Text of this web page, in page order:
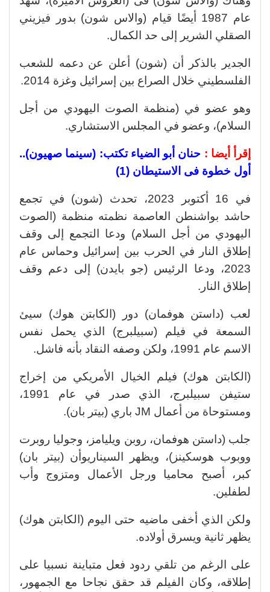
عام 1987 أيضًا قيام (والاس شون) بدور فيزيني
الصقلي الشرير إلى حد الكمال.
الجدير بالذكر أن (شون) أعلن عن دعمه للشعب
الفلسطيني خلال الصراع بين إسرائيل وغزة 2014.
وهو عضو في (منظمة الصوت اليهودي من أجل
السلام)، وعضو في المجلس الاستشاري.
إقرأ أيضا : حنان أبو الضياء تكتب: (سينما صهيون)..
أول خطوة فى الاستيطان (1)
في 16 أكتوبر 2023، تحدث (شون) في تجمع
حاشد بواشنطن العاصمة نظمته منظمة (الصوت
اليهودي من أجل السلام) ودعا التجمع إلى وقف
إطلاق النار في الحرب بين إسرائيل وحماس عام
2023، ودعا الرئيس (جو بايدن) إلى دعم وقف
إطلاق النار.
لعب (داستن هوفمان) دور (الكابتن هوك) سيئ
السمعة في فيلم (سبيلبرج) الذي يحمل نفس
الاسم عام 1991، ولكن وصفه النقاد بأنه فاشل.
(الكابتن هوك) فيلم الخيال الأمريكي من إخراج
ستيفن سبيلبرج، الذي صدر في عام 1991،
ومستوحاة من أعمال JM باري (بيتر بان).
جلب (داستن هوفمان، روبن ويليامز، وجوليا روبرت
ووبوب هوسكينز)، ويظهر السيناريوأن (بيتر بان)
كبر، أصبح محاميا ورجل الأعمال ومتزوج وأب
لطفلين.
ولكن الذي أخفى ماضيه حتى اليوم (الكابتن هوك)
يظهر ثانية ويسرق أولاده.
على الرغم من تلقي ردود فعل متباينة نسبيا على
إطلاقه، وكان الفيلم قد حقق نجاحا مع الجمهور،